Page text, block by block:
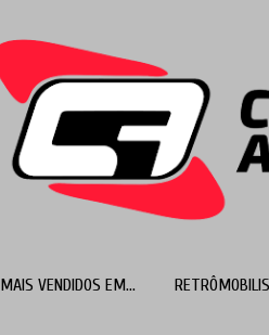
MAIS VENDIDOS EM...